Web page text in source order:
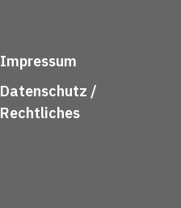
Impressum
Datenschutz /
Rechtliches